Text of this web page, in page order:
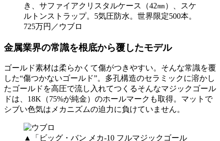
き、サファイアクリスタルケース（42㎜）、スケ
ルトンストラップ。5気圧防水。世界限定500本。
725万円／ウブロ
金属業界の常識を根底から覆したモデル
ゴールド素材は柔らかくて傷がつきやすい。そんな常識を覆
した“傷つかないゴールド”。多孔構造のセラミックに溶かし
たゴールドを高圧で流し入れてつくるそんなマジックゴール
ドは、18K（75%が純金）のホールマークも取得。マットで
シブい色気はメカニズムの迫力に負けていません。
▲「ビッグ・バン メカ-10 フルマジックゴール